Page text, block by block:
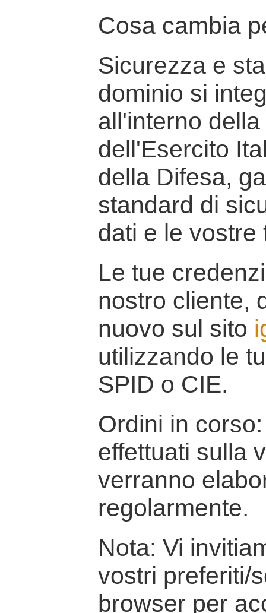
Cosa cambia
Sicurezza e
dominio si
all'interno
dell'Esercito
della Difesa,
standard di
dati e le vostre
Le tue
nostro cliente,
nuovo sul sito
utilizzando le
SPID o CIE.
Ordini in
effettuati sulla
verranno
regolarmente.
Nota: Vi
vostri preferiti/
browser per